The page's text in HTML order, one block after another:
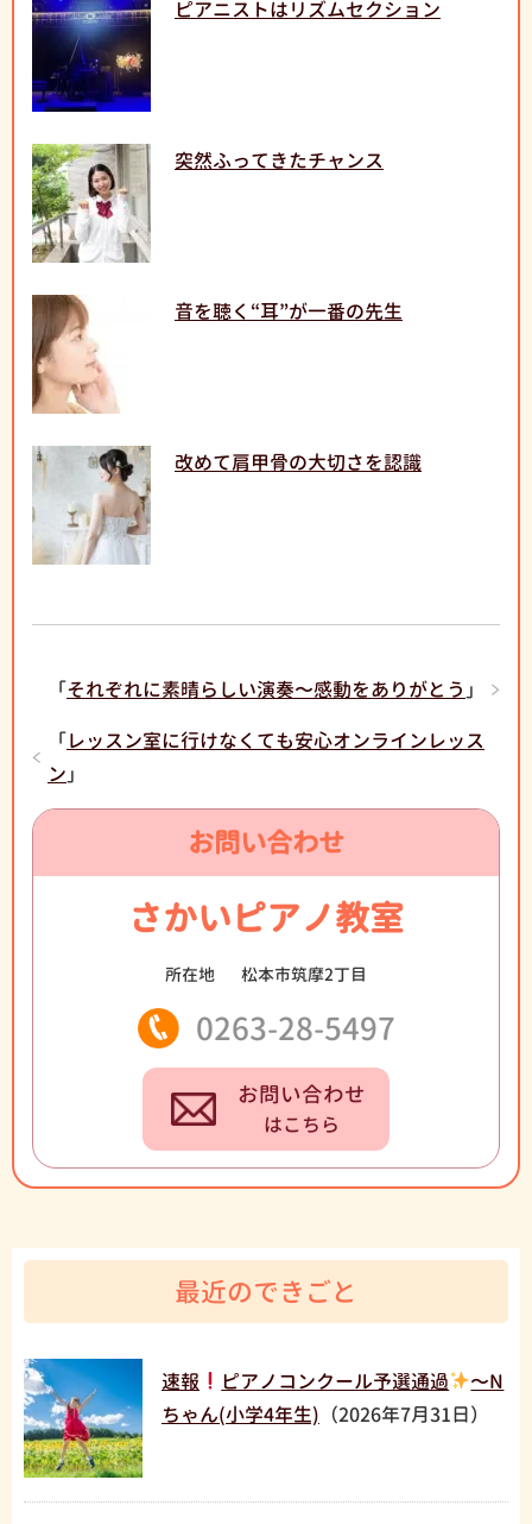
ピアニストはリズムセクション
突然ふってきたチャンス
音を聴く“耳”が一番の先生
改めて肩甲骨の大切さを認識
「それぞれに素晴らしい演奏〜感動をありがとう 」
「レッスン室に行けなくても安心オンラインレッス
ン 」
お問い合わせ
さかいピアノ教室
所在地 松本市筑摩2丁目
0263-28-5497
お問い合わせ
はこちら
最近のできごと
速報 ピアノコンクール予選通過
〜N
ちゃん(小学4年生) （2026年7月31日）